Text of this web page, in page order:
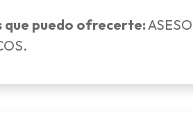
que puedo ofrecerte: